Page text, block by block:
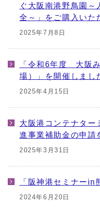
ぐ大阪南港野鳥園～
全～」をご購入いた
2025年7月8日
「令和6年度 大阪
場）」を開催しまし
2025年4月15日
大阪港コンテナター
進事業補助金の申請
2025年3月31日
「阪神港セミナーin
2024年6月20日